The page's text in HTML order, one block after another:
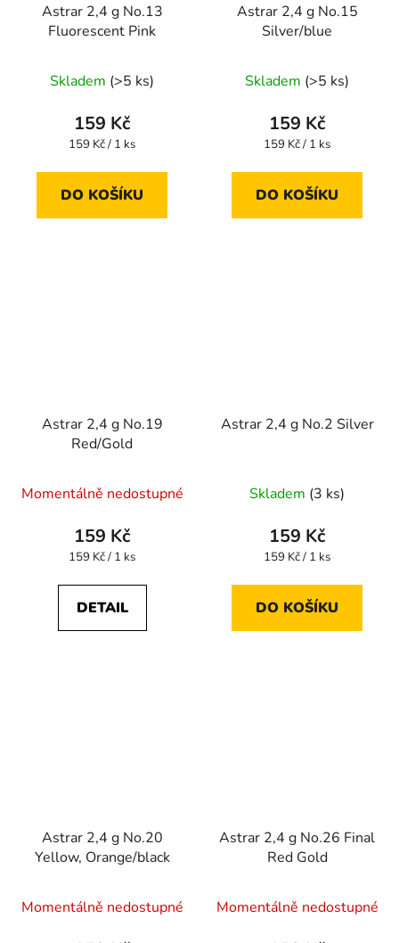
Astrar 2,4 g No.13
Fluorescent Pink
Skladem (>5 ks)
159 Kč
Měrná
159 Kč / 1 ks
DO KOŠÍKU
Astrar 2,4 g No.15
Silver/blue
Skladem (>5 ks)
159 Kč
Měrná
159 Kč / 1 ks
DO KOŠÍKU
Astrar 2,4 g No.19
Red/Gold
Momentálně nedostupné
159 Kč
Měrná
159 Kč / 1 ks
DETAIL
Astrar 2,4 g No.2 Silver
Skladem (3 ks)
159 Kč
Měrná
159 Kč / 1 ks
DO KOŠÍKU
Astrar 2,4 g No.20
Yellow, Orange/black
Momentálně nedostupné
Astrar 2,4 g No.26 Final
Red Gold
Momentálně nedostupné